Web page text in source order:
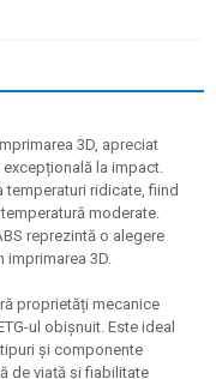
3D, apreciat
la impact.
ridicate, fiind
moderate.
reprezintă o alegere
imprimarea 3D.
proprietăți mecanice
ul obișnuit. Este ideal
și componente
de viață și fiabilitate